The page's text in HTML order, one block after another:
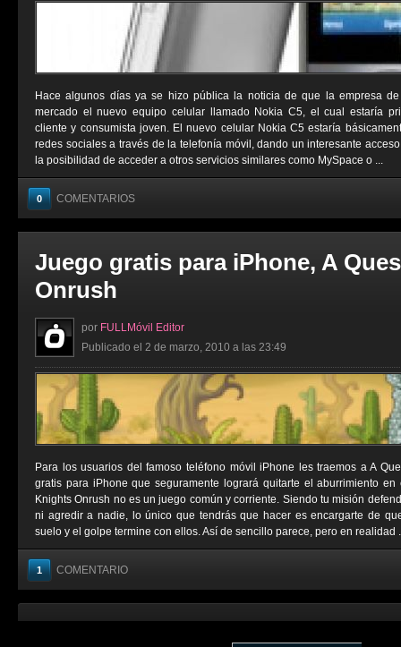
Hace algunos días ya se hizo pública la noticia de que la empresa
mercado el nuevo equipo celular llamado Nokia C5, el cual estaría
cliente y consumista joven. El nuevo celular Nokia C5 estaría
redes sociales a través de la telefonía móvil, dando un interesante
la posibilidad de acceder a otros servicios similares como MySpace o ...
0 COMENTARIOS
Juego gratis para iPhone, A
Onrush
por FULLMóvil Editor
Publicado el 2 de marzo, 2010 a las 23:49
Para los usuarios del famoso teléfono móvil iPhone les traemos a A
gratis para iPhone que seguramente logrará quitarte el aburrimiento en
Knights Onrush no es un juego común y corriente. Siendo tu misión
ni agredir a nadie, lo único que tendrás que hacer es encargarte de
suelo y el golpe termine con ellos. Así de sencillo parece, pero en realidad
1 COMENTARIO